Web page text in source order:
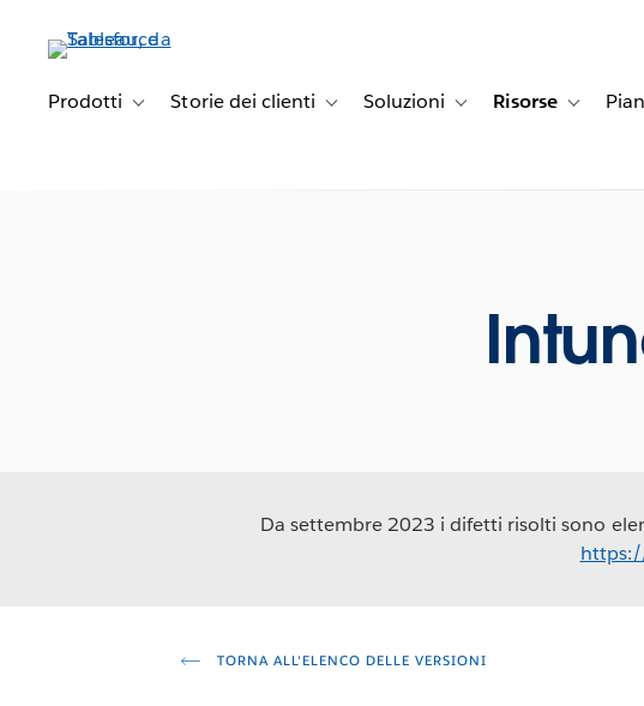
principale
Prodotti Toggle sub-navigation for Prodotti
Storie dei clienti Toggle sub-navigation for Storie dei clienti
Soluzioni Toggle sub-navigation for
Risorse Toggle
Da settembre 2023 i difetti risolti sono
TORNA ALL'ELENCO DELLE VERSIONI